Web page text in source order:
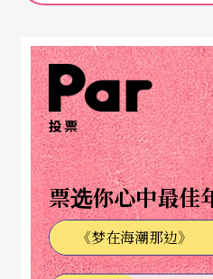
乐说，排湾族的歌谣是分
点快乐，难过时也用歌声
界啊！
投票
票选你心中最佳
《梦在海潮那边》